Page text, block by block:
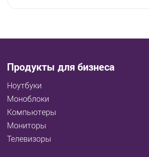
Продукты для бизнеса
Ноутбуки
Моноблоки
Компьютеры
Мониторы
Телевизоры